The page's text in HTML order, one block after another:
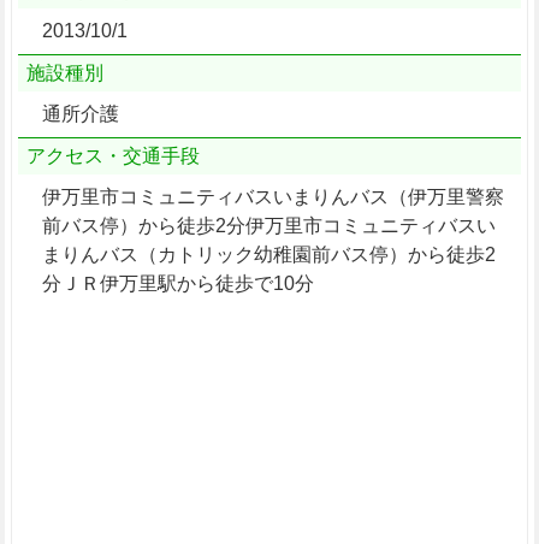
2013/10/1
施設種別
通所介護
アクセス・交通手段
伊万里市コミュニティバスいまりんバス（伊万里警察
前バス停）から徒歩2分伊万里市コミュニティバスい
まりんバス（カトリック幼稚園前バス停）から徒歩2
分ＪＲ伊万里駅から徒歩で10分